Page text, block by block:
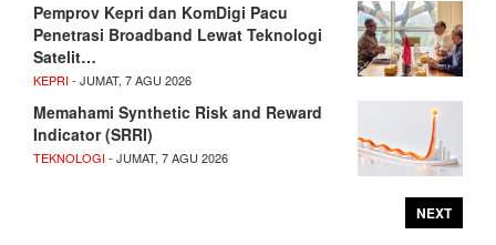
Pemprov Kepri dan KomDigi Pacu
Penetrasi Broadband Lewat Teknologi
Satelit…
KEPRI- JUMAT, 7 AGU 2026
Memahami Synthetic Risk and Reward
Indicator (SRRI)
TEKNOLOGI- JUMAT, 7 AGU 2026
NEXT